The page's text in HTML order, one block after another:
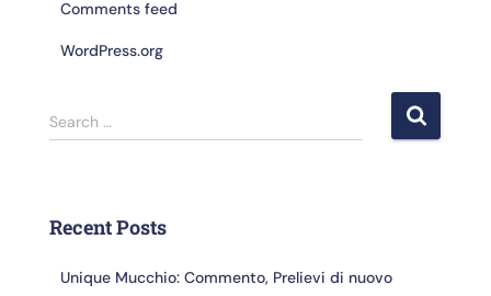
Comments feed
WordPress.org
Search …
Recent Posts
Unique Mucchio: Commento, Prelievi di nuovo